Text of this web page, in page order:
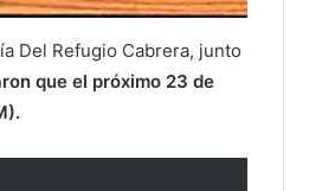
Del Refugio Cabrera, junto
que el próximo 23 de